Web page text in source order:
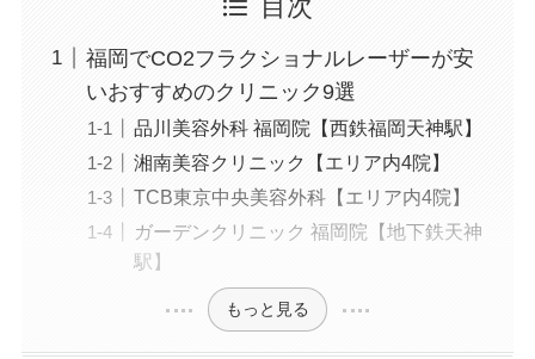
目次
福岡でCO2フラクショナルレーザーが安
いおすすめのクリニック9選
品川美容外科 福岡院【西鉄福岡天神駅】
湘南美容クリニック【エリア内4院】
TCB東京中央美容外科【エリア内4院】
ガーデンクリニック 福岡院【地下鉄天神
駅】
もっと見る